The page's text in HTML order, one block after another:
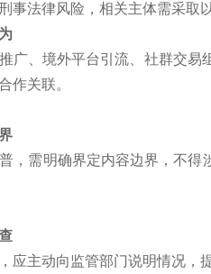
事法律风险，相关主体需采取
广、境外平台引流、社群交
作关联。
，需明确界定内容边界，不
应主动向监管部门说明情况，